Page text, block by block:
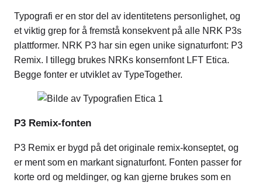
Typografi er en stor del av identitetens personlighet, og
et viktig grep for å fremstå konsekvent på alle NRK P3s
plattformer. NRK P3 har sin egen unike signaturfont: P3
Remix. I tillegg brukes NRKs konsernfont LFT Etica.
Begge fonter er utviklet av TypeTogether.
P3 Remix-fonten
P3 Remix er bygd på det originale remix-konseptet, og
er ment som en markant signaturfont. Fonten passer for
korte ord og meldinger, og kan gjerne brukes som en